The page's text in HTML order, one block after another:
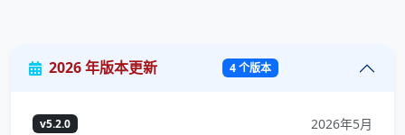
2026 年版本更新 4 个版本
v5.2.0
2026年5月